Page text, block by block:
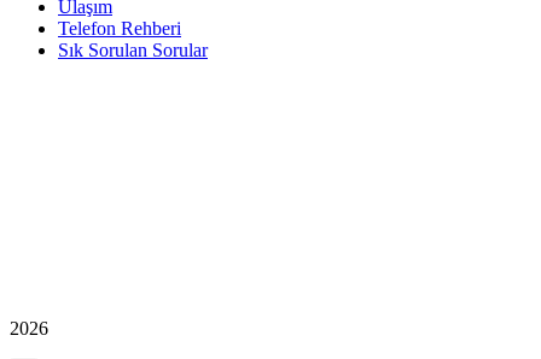
Ulaşım
Telefon Rehberi
Sık Sorulan Sorular
2026